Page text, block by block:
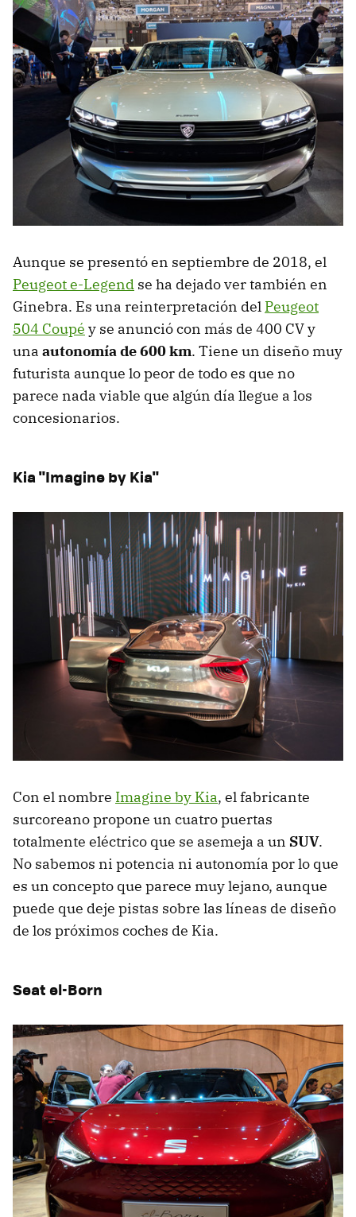
Aunque se presentó en septiembre de 2018, el
Peugeot e-Legend se ha dejado ver también en
Ginebra. Es una reinterpretación del Peugeot
504 Coupé y se anunció con más de 400 CV y
una autonomía de 600 km. Tiene un diseño muy
futurista aunque lo peor de todo es que no
parece nada viable que algún día llegue a los
concesionarios.
Kia "Imagine by Kia"
Con el nombre Imagine by Kia, el fabricante
surcoreano propone un cuatro puertas
totalmente eléctrico que se asemeja a un SUV.
No sabemos ni potencia ni autonomía por lo que
es un concepto que parece muy lejano, aunque
puede que deje pistas sobre las líneas de diseño
de los próximos coches de Kia.
Seat el-Born